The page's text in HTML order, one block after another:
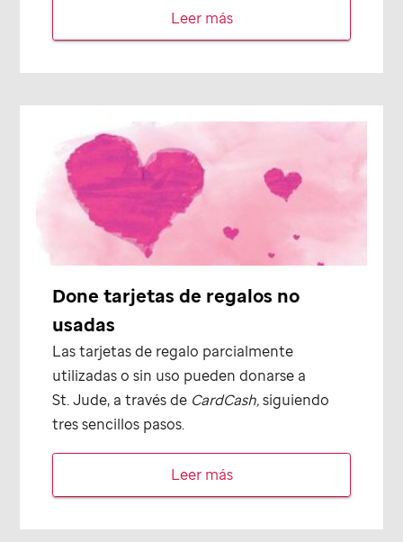
Leer más
Done tarjetas de regalos no
usadas
Las tarjetas de regalo parcialmente
utilizadas o sin uso pueden donarse a
St. Jude, a través de CardCash,siguiendo
tres sencillos pasos.
Leer más